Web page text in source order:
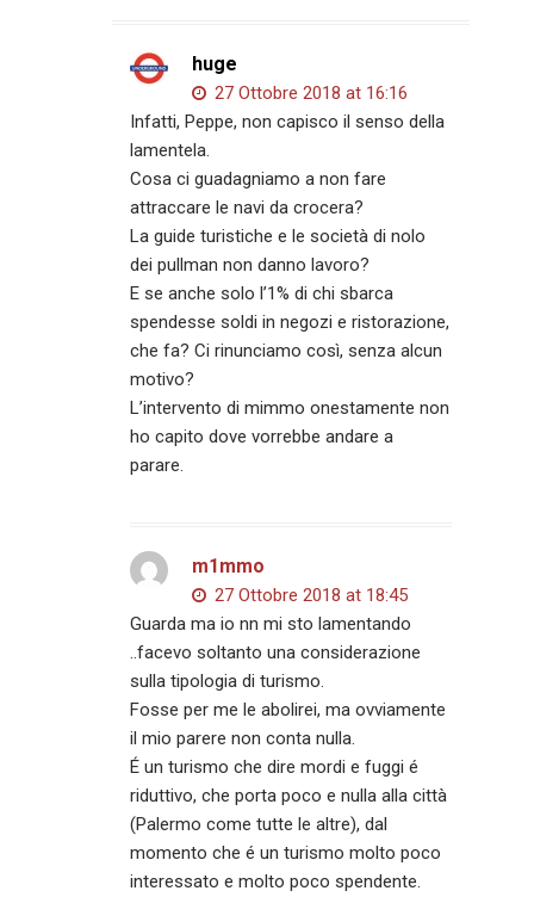
huge
27 Ottobre 2018 at 16:16
Infatti, Peppe, non capisco il senso della
lamentela.
Cosa ci guadagniamo a non fare
attraccare le navi da crocera?
La guide turistiche e le società di nolo
dei pullman non danno lavoro?
E se anche solo l’1% di chi sbarca
spendesse soldi in negozi e ristorazione,
che fa? Ci rinunciamo così, senza alcun
motivo?
L’intervento di mimmo onestamente non
ho capito dove vorrebbe andare a
parare.
m1mmo
27 Ottobre 2018 at 18:45
Guarda ma io nn mi sto lamentando
..facevo soltanto una considerazione
sulla tipologia di turismo.
Fosse per me le abolirei, ma ovviamente
il mio parere non conta nulla.
É un turismo che dire mordi e fuggi é
riduttivo, che porta poco e nulla alla città
(Palermo come tutte le altre), dal
momento che é un turismo molto poco
interessato e molto poco spendente.